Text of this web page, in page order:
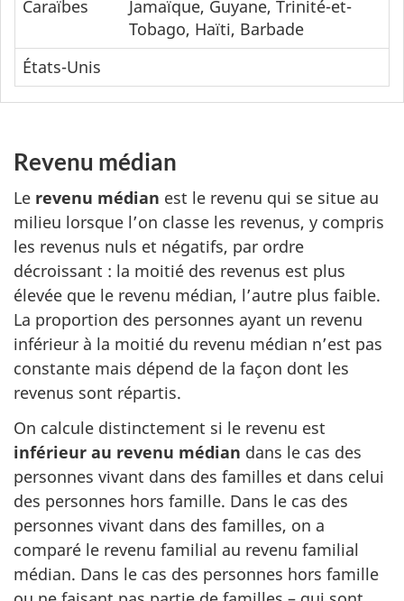
Caraïbes
Jamaïque, Guyane, Trinité-et-
Tobago, Haïti, Barbade
États-Unis
Revenu médian
Le revenu médian est le revenu qui se situe au
milieu lorsque l’on classe les revenus, y compris
les revenus nuls et négatifs, par ordre
décroissant : la moitié des revenus est plus
élevée que le revenu médian, l’autre plus faible.
La proportion des personnes ayant un revenu
inférieur à la moitié du revenu médian n’est pas
constante mais dépend de la façon dont les
revenus sont répartis.
On calcule distinctement si le revenu est
inférieur au revenu médian dans le cas des
personnes vivant dans des familles et dans celui
des personnes hors famille. Dans le cas des
personnes vivant dans des familles, on a
comparé le revenu familial au revenu familial
médian. Dans le cas des personnes hors famille